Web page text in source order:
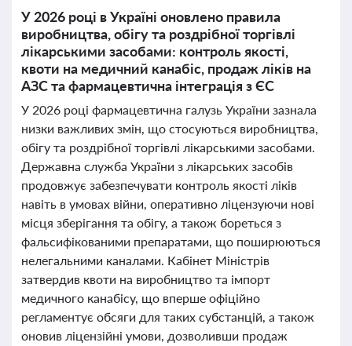
У 2026 році в Україні оновлено правила
виробництва, обігу та роздрібної торгівлі
лікарськими засобами: контроль якості,
квоти на медичний канабіс, продаж ліків на
АЗС та фармацевтична інтеграція з ЄС
У 2026 році фармацевтична галузь України зазнала
низки важливих змін, що стосуються виробництва,
обігу та роздрібної торгівлі лікарськими засобами.
Державна служба України з лікарських засобів
продовжує забезпечувати контроль якості ліків
навіть в умовах війни, оперативно ліцензуючи нові
місця зберігання та обігу, а також бореться з
фальсифікованими препаратами, що поширюються
нелегальними каналами. Кабінет Міністрів
затвердив квоти на виробництво та імпорт
медичного канабісу, що вперше офіційно
регламентує обсяги для таких субстанцій, а також
оновив ліцензійні умови, дозволивши продаж